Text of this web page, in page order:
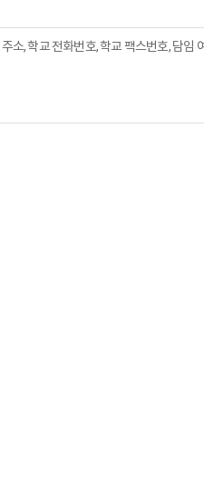
소, 학교 전화번호, 학교 팩스번호, 담임